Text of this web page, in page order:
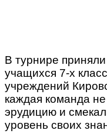
В турнире
учащихся 7-х
учреждений
каждая команда
эрудицию и
уровень своих